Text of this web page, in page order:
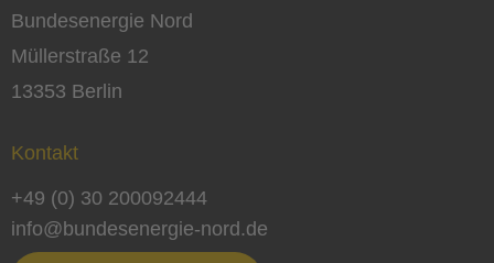
Bundesenergie Nord
Müllerstraße 12
13353 Berlin
Kontakt
+49 (0) 30 200092444
info@bundesenergie-nord.de